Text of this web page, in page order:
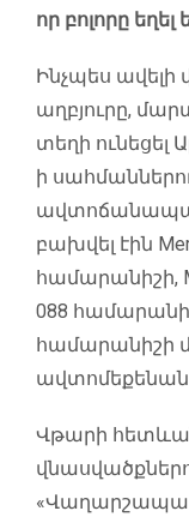
որ բոլորը
Ինչպես ավելի
աղբյուրը,
տեղի ունեցել
ի
բախվել էին
համարանիշի,
088
համարանիշի
Վթարի